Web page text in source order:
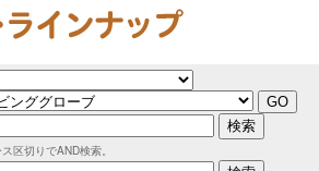
区切りでAND検索。